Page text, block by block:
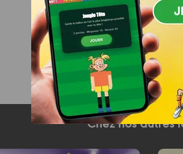
+ d'albums
Chez nos autres
JE JOUE !